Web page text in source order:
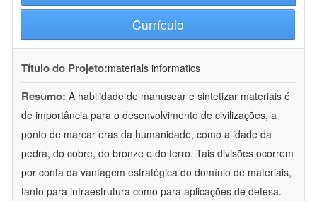
Currículo
Título do Projeto:materials informatics
Resumo: A habilidade de manusear e sintetizar materiais é
de importância para o desenvolvimento de civilizações, a
ponto de marcar eras da humanidade, como a idade da
pedra, do cobre, do bronze e do ferro. Tais divisões ocorrem
por conta da vantagem estratégica do domínio de materiais,
tanto para infraestrutura como para aplicações de defesa.